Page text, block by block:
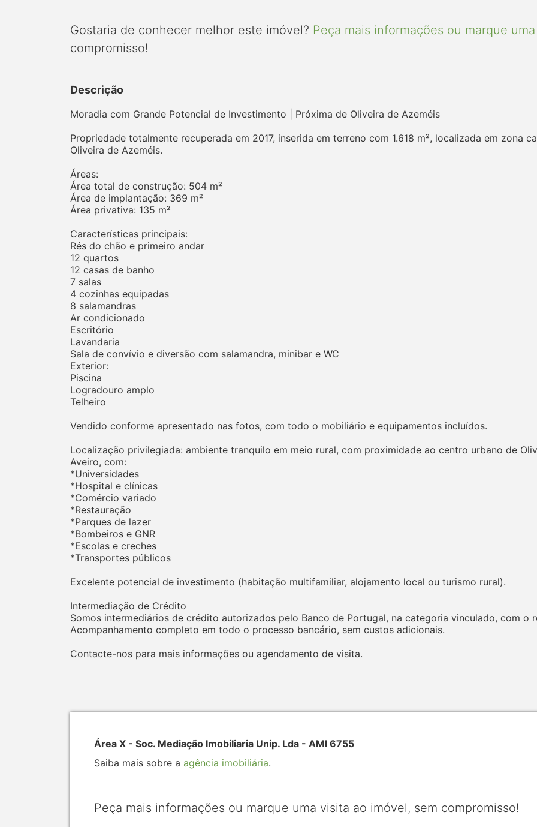
Gostaria de conhecer melhor este imóvel? Peça mais informações ou marque
compromisso!
Descrição
Moradia com Grande Potencial de Investimento | Próxima de Oliveira de Azeméis
Propriedade totalmente recuperada em 2017, inserida em terreno com 1.618 m², localizada em zona
Oliveira de Azeméis.
Áreas:
Área total de construção: 504 m²
Área de implantação: 369 m²
Área privativa: 135 m²
Características principais:
Rés do chão e primeiro andar
12 quartos
12 casas de banho
7 salas
4 cozinhas equipadas
8 salamandras
Ar condicionado
Escritório
Lavandaria
Sala de convívio e diversão com salamandra, minibar e WC
Exterior:
Piscina
Logradouro amplo
Telheiro
Vendido conforme apresentado nas fotos, com todo o mobiliário e equipamentos incluídos.
Localização privilegiada: ambiente tranquilo em meio rural, com proximidade ao centro urbano de
Aveiro, com:
*Universidades
*Hospital e clínicas
*Comércio variado
*Restauração
*Parques de lazer
*Bombeiros e GNR
*Escolas e creches
*Transportes públicos
Excelente potencial de investimento (habitação multifamiliar, alojamento local ou turismo rural).
Intermediação de Crédito
Somos intermediários de crédito autorizados pelo Banco de Portugal, na categoria vinculado, com o
Acompanhamento completo em todo o processo bancário, sem custos adicionais.
Contacte-nos para mais informações ou agendamento de visita.
Área X - Soc. Mediação Imobiliaria Unip. Lda - AMI 6755
Saiba mais sobre a agência imobiliária.
Peça mais informações ou marque uma visita ao imóvel, sem compromisso!